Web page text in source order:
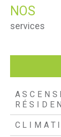
NOS
services